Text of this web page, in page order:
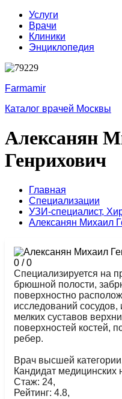
Услуги
Врачи
Клиники
Энциклопедия
Farmamir
Каталог врачей Москвы
Алексанян
Генрихович
Главная
Специализации
УЗИ-специалист,
Алексанян Михаил
0 /0
Специализируется на
брюшной полости,
поверхностно
исследований
мелких суставов
поверхностей костей,
ребер.
Врач высшей
Кандидат медицинских
Стаж: 24,
Рейтинг: 4.8,